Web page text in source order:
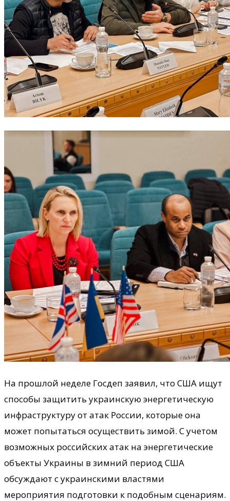
На прошлой неделе Госдеп заявил, что США ищут
способы защитить украинскую энергетическую
инфраструктуру от атак России, которые она
может попытаться осуществить зимой. С учетом
возможных российских атак на энергетические
объекты Украины в зимний период США
обсуждают с украинскими властями
мероприятия подготовки к подобным сценариям.